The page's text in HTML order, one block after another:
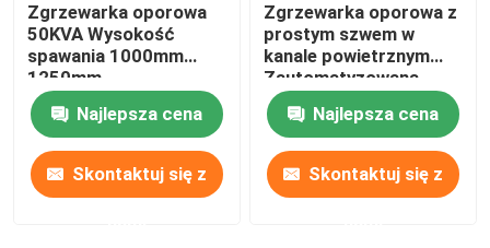
Zgrzewarka oporowa
50KVA Wysokość
spawania 1000mm
1250mm
Najlepsza cena
Skontaktuj się z
Zgrzewarka oporowa z
prostym szwem w
kanale powietrznym
Zautomatyzowana
zgrzewarka oporowa
50KVANajlepsza cena
Skontaktuj się z